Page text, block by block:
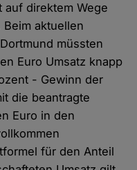
auf direktem Wege
aktuellen
müssten
Euro Umsatz knapp
- Gewinn der
die beantragte
Euro in den
für den Anteil